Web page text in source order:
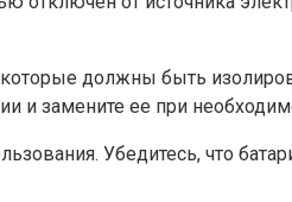
должны быть
и замените ее при
Убедитесь, что